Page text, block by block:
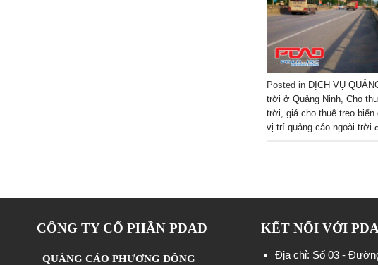
Posted in DỊCH VỤ
trời ở Quảng Ninh Cho
trời giá cho thuê treo biển
vị trí quảng cáo ngoài trời
CÔNG TY CỔ PHẦN PDAD
QUẢNG CÁO PHƯƠNG ĐÔNG
KẾT NỐI VỚI
Địa chỉ: Số 03 -